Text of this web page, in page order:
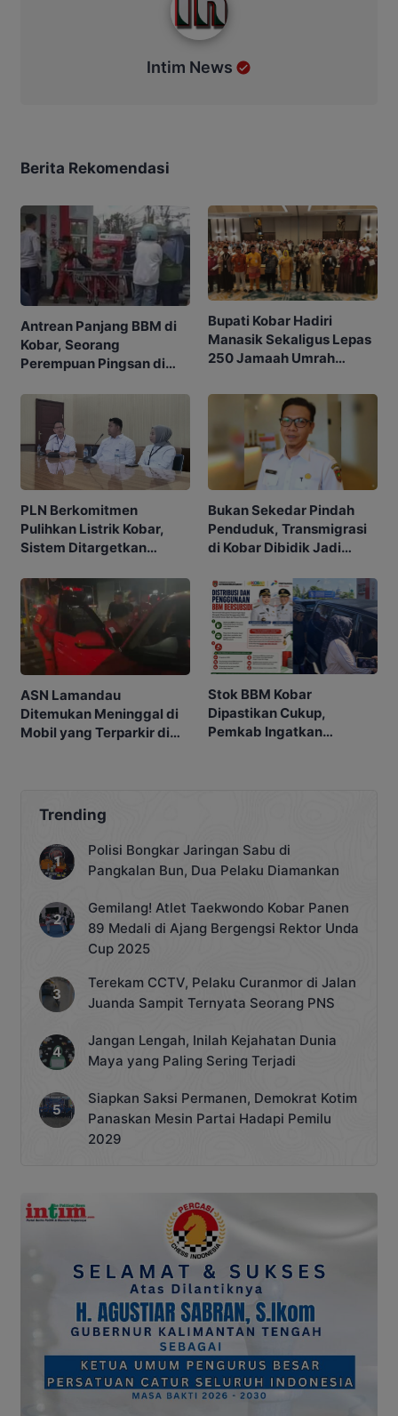
Intim News
Berita Rekomendasi
Antrean Panjang BBM di
Kobar, Seorang
Perempuan Pingsan di
Bupati Kobar Hadiri
Manasik Sekaligus Lepas
250 Jamaah Umrah
PLN Berkomitmen
Pulihkan Listrik Kobar,
Sistem Ditargetkan
Bukan Sekedar Pindah
Penduduk, Transmigrasi
di Kobar Dibidik Jadi
ASN Lamandau
Ditemukan Meninggal di
Mobil yang Terparkir di
Stok BBM Kobar
Dipastikan Cukup,
Pemkab Ingatkan
Trending
Polisi Bongkar Jaringan Sabu di
Pangkalan Bun, Dua Pelaku Diamankan
Gemilang! Atlet Taekwondo Kobar Panen
89 Medali di Ajang Bergengsi Rektor Unda
Cup 2025
Terekam CCTV, Pelaku Curanmor di Jalan
Juanda Sampit Ternyata Seorang PNS
Jangan Lengah, Inilah Kejahatan Dunia
Maya yang Paling Sering Terjadi
Siapkan Saksi Permanen, Demokrat Kotim
Panaskan Mesin Partai Hadapi Pemilu
2029